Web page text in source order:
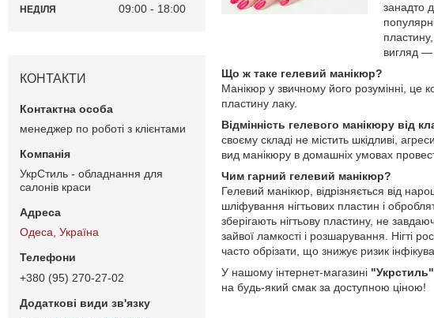
занадто
вигляд ―
Що ж таке гелевий манікюр?
Манікюр у звичному його розумінні, це
пластину лаку.
Відмінність гелевого манікюру від
своєму складі не містить шкідливі,
вид манікюру в домашніх умовах
Чим гарний гелевий манікюр?
Гелевий манікюр, відрізняється від
шліфування нігтьових пластин і
зберігають нігтьову пластину, не
зайвої ламкості і розшарування. Нігті
часто обрізати, що знижує ризик
У нашому інтернет-магазині "Укрстиль"
на будь-який смак за доступною ціною!
НЕДІЛЯ 09:00 18:00
КОНТАКТИ
менеджер по роботі з клієнтами
УкрСтиль - обладнання для
салонів краси
Одеса, Україна
+380 (95) 270-27-02